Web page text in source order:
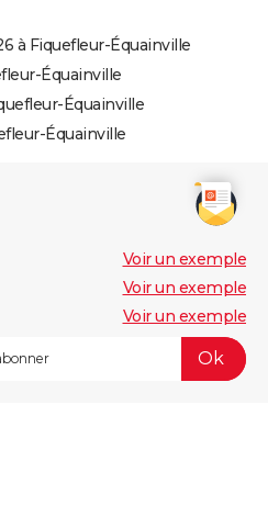
à Fiquefleur-Équainville
Équainville
Équainville
Équainville
Voir un exemple
Voir un exemple
Voir un exemple